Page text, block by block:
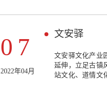
07
2022年04月
文安驿
文安驿文化产业
延伸，立足古镇
站文化、道情文